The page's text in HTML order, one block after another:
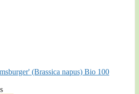
(Brassica napus) Bio 100